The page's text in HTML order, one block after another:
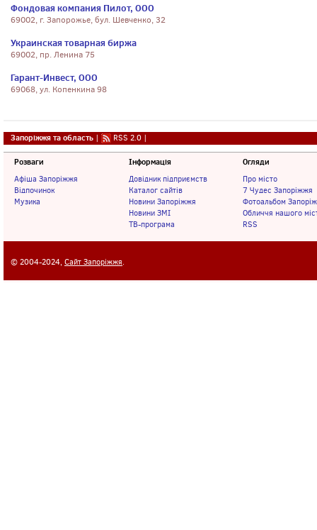
Фондовая компания Пилот, ООО
69002, г. Запорожье, бул. Шевченко, 32
Украинская товарная биржа
69002, пр. Ленина 75
Гарант-Инвест, ООО
69068, ул. Копенкина 98
Запоріжжя та область | RSS 2.0 |
Розваги
Афіша Запоріжжя
Відпочинок
Музика
Інформація
Довідник підприємств
Каталог сайтів
Новини Запоріжжя
Новини ЗМІ
ТВ-програма
Огляди
Про місто
7 Чудес Запоріжжя
Фотоальбом
Обличчя нашого
RSS
© 2004-2024, Сайт Запоріжжя.